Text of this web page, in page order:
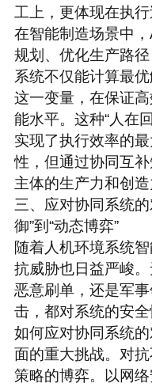
工上，更体现在执
在智能制造场景中
规划、优化生产路
系统不仅能计算最
这一变量，在保证
能水平。这种“人在
实现了执行效率的
性，但通过协同互
主体的生产力和创造
三、应对协同系统
御”到“动态博弈”
随着人机环境系统
抗威胁也日益严峻。
恶意刷单，还是军
击，都对系统的安
如何应对协同系统
面的重大挑战。 对
策略的博弈。以网